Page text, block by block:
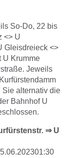
So-Do, 22 bis
<> U
Gleisdreieck <>
U Krumme
Jeweils
Sie alternativ die
Bahnhof U
⇒ U